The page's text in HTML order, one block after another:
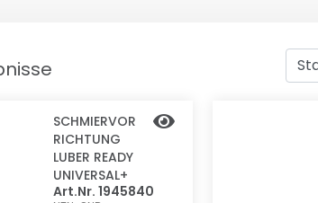
SCHMIERVOR
RICHTUNG
LUBER READY
UNIVERSAL+
Art.Nr. 1945840